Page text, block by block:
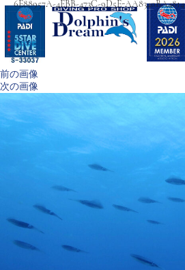
前の画像
次の画像
6E88957A-4EBB-473C-9D5E-AA8340BA4814